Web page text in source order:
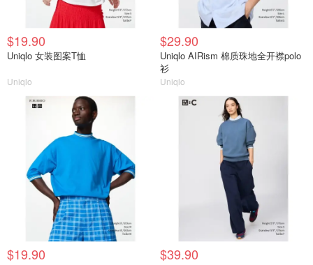
$19.90
Uniqlo 女装图案T恤
Uniqlo
$29.90
Uniqlo AIRism 棉质珠地全开襟polo
衫
Uniqlo
$19.90 $39.90